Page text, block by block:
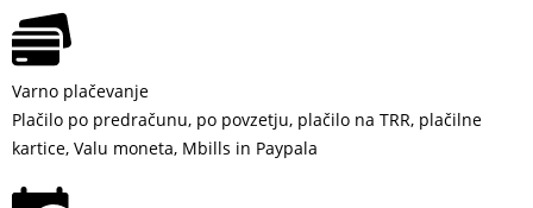
Varno plačevanje
Plačilo po predračunu, po povzetju, plačilo na TRR, plačilne
kartice, Valu moneta, Mbills in Paypala